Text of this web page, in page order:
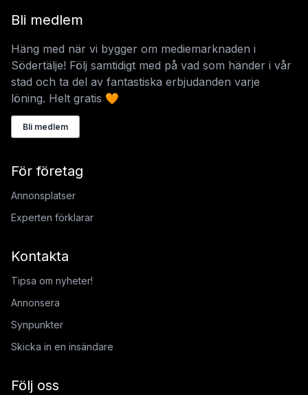
Bli medlem
Häng med när vi bygger om mediemarknaden i
Södertälje! Följ samtidigt med på vad som händer i vår
stad och ta del av fantastiska erbjudanden varje
löning. Helt gratis 🧡
Bli medlem
För företag
Annonsplatser
Experten förklarar
Kontakta
Tipsa om nyheter!
Annonsera
Synpunkter
Skicka in en insändare
Följ oss